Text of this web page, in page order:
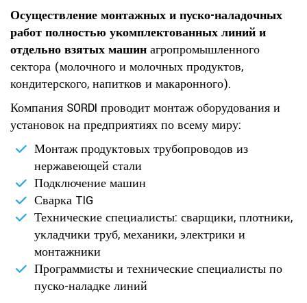
Осуществление монтажных и пуско-наладочных
работ полностью укомплектованных линий и
отдельно взятых машин агропромышленного
сектора (молочного и молочных продуктов,
кондитерского, напитков и макаронного).
Компания SORDI проводит монтаж оборудования и
установок на предприятиях по всему миру:
Монтаж продуктовых трубопроводов из
нержавеющей стали
Подключение машин
Сварка TIG
Технические специалисты: сварщики, плотники,
укладчики труб, механики, электрики и
монтажники
Программисты и технические специалисты по
пуско-наладке линий